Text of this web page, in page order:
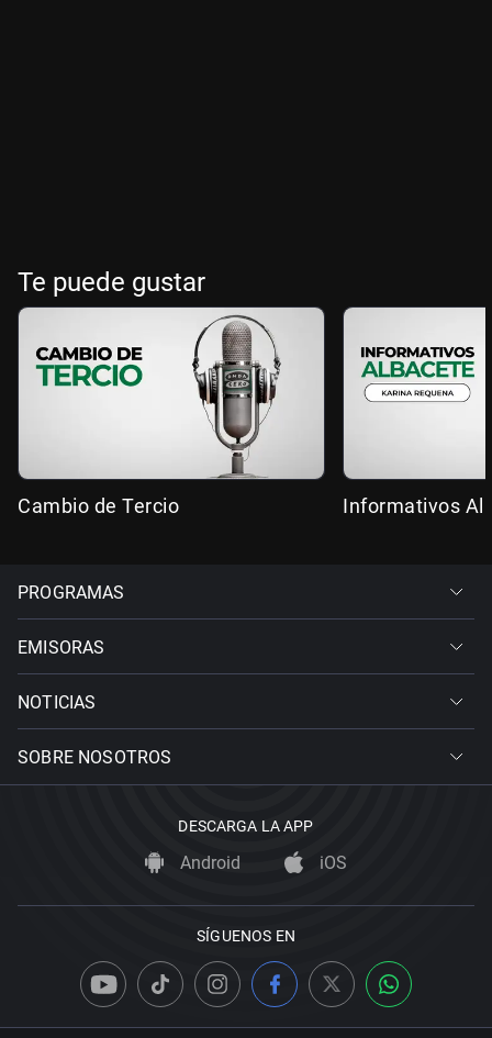
Te puede gustar
Cambio de Tercio Informativos
PROGRAMAS
EMISORAS
NOTICIAS
SOBRE NOSOTROS
DESCARGA LA APP
Android iOS
SÍGUENOS EN